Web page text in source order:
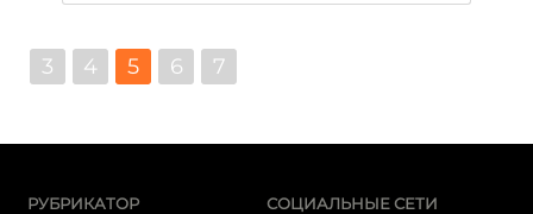
3 4 5 6 7
РУБРИКАТОР
СОЦИАЛЬНЫЕ СЕТИ